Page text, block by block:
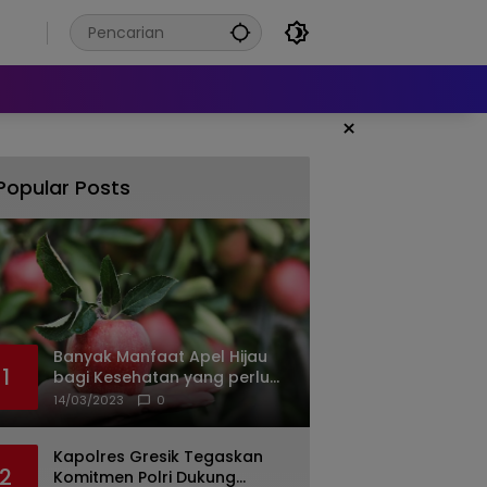
×
Posts
1
Banyak Manfaat Apel Hijau
bagi Kesehatan yang perlu
Anda ketahui
14/03/2023 0
2
Kapolres Gresik Tegaskan
Komitmen Polri Dukung